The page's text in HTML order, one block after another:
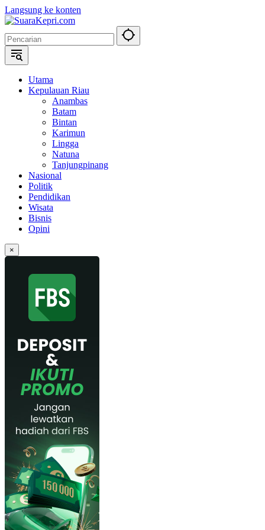
Langsung ke konten
Utama
Kepulauan Riau
Anambas
Batam
Bintan
Karimun
Lingga
Natuna
Tanjungpinang
Nasional
Politik
Pendidikan
Wisata
Bisnis
Opini
×